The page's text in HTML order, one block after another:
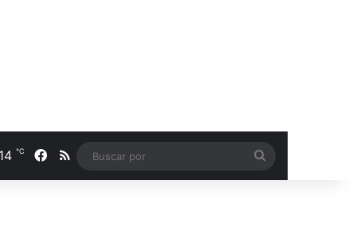
14 ℃ Facebook
RSS
por